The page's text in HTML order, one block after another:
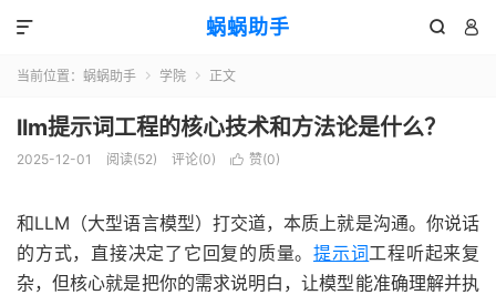
蜗蜗助手  

当前位置： 蜗蜗助手  学院  正文
llm提示词工程的核心技术和方法论是什么？
2025-12-01 阅读(52) 评论(0)  赞(0)
和LLM（大型语言模型）打交道，本质上就是沟通。你说话
的方式，直接决定了它回复的质量。 提示词工程听起来复
杂，但核心就是把你的需求说明白，让模型能准确理解并执